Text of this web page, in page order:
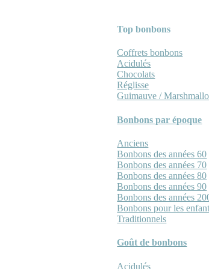
Top bonbons
Coffrets bonbons
Acidulés
Chocolats
Réglisse
Guimauve /
Bonbons par époque
Anciens
Bonbons des années 60
Bonbons des années 70
Bonbons des années 80
Bonbons des années 90
Bonbons des années
Bonbons pour les
Traditionnels
Goût de bonbons
Acidulés